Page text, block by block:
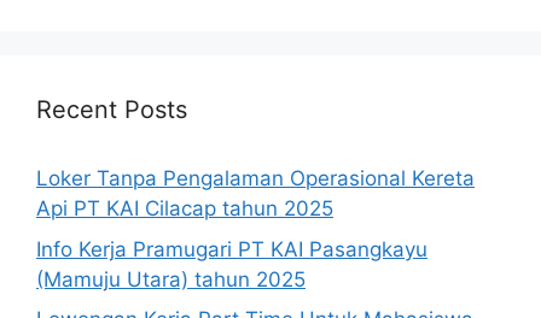
Recent Posts
Loker Tanpa Pengalaman Operasional Kereta
Api PT KAI Cilacap tahun 2025
Info Kerja Pramugari PT KAI Pasangkayu
(Mamuju Utara) tahun 2025